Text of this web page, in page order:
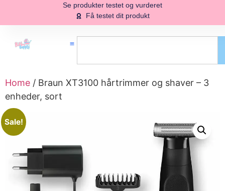
Se produkter testet og vurderet
Få testet dit produkt
Home / Braun XT3100 hårtrimmer og shaver – 3
enheder, sort
Sale!